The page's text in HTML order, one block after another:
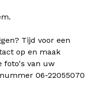
Tijd voor een
op en maak
foto's van uw
06-22055070